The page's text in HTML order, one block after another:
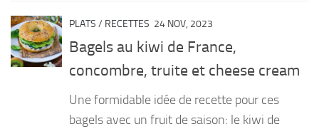
PLATS / RECETTES 24 NOV, 2023
Bagels au kiwi de France,
concombre, truite et cheese cream
Une formidable idée de recette pour ces
bagels avec un fruit de saison: le kiwi de